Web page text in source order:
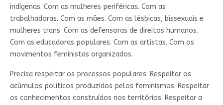
indígenas. Com as mulheres periféricas. Com as
trabalhadoras. Com as mães. Com as lésbicas, bissexuais e
mulheres trans. Com as defensoras de direitos humanos.
Com as educadoras populares. Com as artistas. Com os
movimentos feministas organizados.
Precisa respeitar os processos populares. Respeitar os
acúmulos políticos produzidos pelos feminismos. Respeitar
os conhecimentos construídos nos territórios. Respeitar a